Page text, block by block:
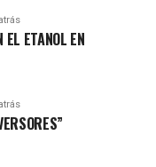
EL ETANOL EN